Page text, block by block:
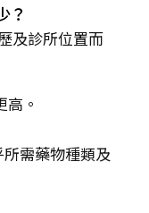
？
及診所位置而
高。
所需藥物種類及